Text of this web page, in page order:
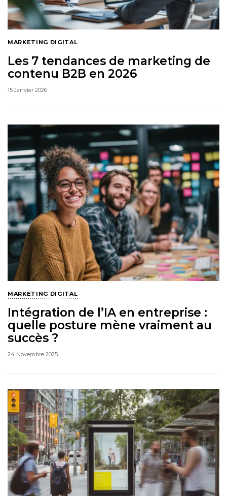
MARKETING DIGITAL
Les 7 tendances de marketing de
contenu B2B en 2026
15 Janvier 2026
MARKETING DIGITAL
Intégration de l’IA en entreprise :
quelle posture mène vraiment au
succès ?
24 Novembre 2025